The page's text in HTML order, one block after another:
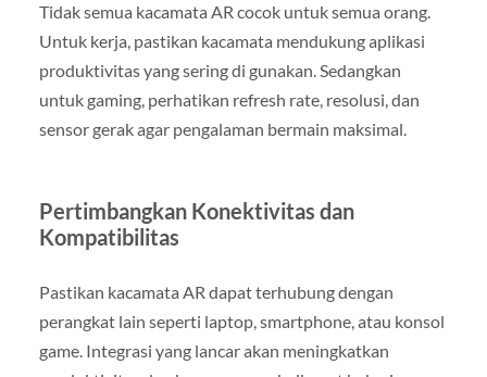
Tidak semua kacamata AR cocok untuk semua orang.
Untuk kerja, pastikan kacamata mendukung aplikasi
produktivitas yang sering di gunakan. Sedangkan
untuk gaming, perhatikan refresh rate, resolusi, dan
sensor gerak agar pengalaman bermain maksimal.
Pertimbangkan Konektivitas dan
Kompatibilitas
Pastikan kacamata AR dapat terhubung dengan
perangkat lain seperti laptop, smartphone, atau konsol
game. Integrasi yang lancar akan meningkatkan